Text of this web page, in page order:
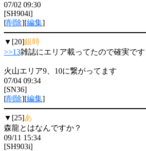
07/02 09:30
[SH904i]
[削除][編集]
▼[20]銀時
>>13雑誌にエリア載ってたので確実です
火山エリア9、10に繋がってます
07/04 09:34
[SN36]
[削除][編集]
▼[25]あ
森龍とはなんですか？
09/11 15:34
[SH903i]